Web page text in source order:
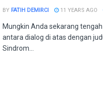
BY FATIH DEMIRCI 11 YEARS AGO
Mungkin Anda sekarang
antara dialog di atas dengan
Sindrom...